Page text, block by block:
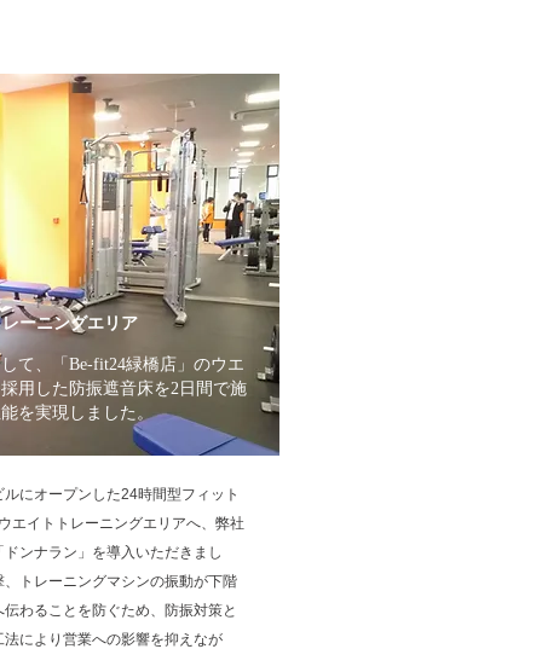
ーニングエリア
て、「Be-fit24緑橋店」のウエ
用した防振遮音床を2日間で施
を実現しました。
にオープンした24時間型フィット
エイトトレーニングエリアへ、弊社
ンナラン」を導入いただきまし
トレーニングマシンの振動が下階
わることを防ぐため、防振対策と
により営業への影響を抑えなが